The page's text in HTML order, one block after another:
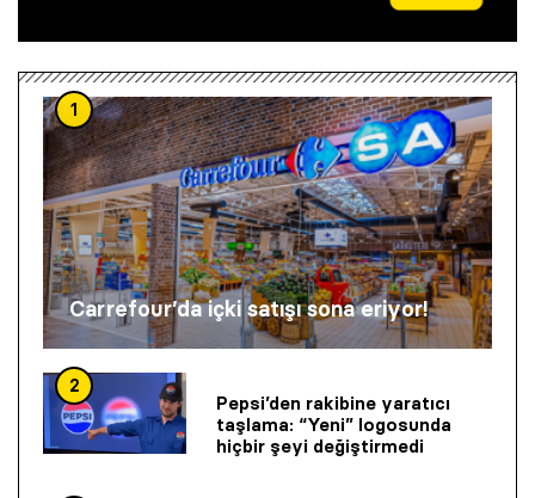
1
Carrefour’da içki satışı sona eriyor!
2
Pepsi’den rakibine yaratıcı
taşlama: “Yeni” logosunda
hiçbir şeyi değiştirmedi